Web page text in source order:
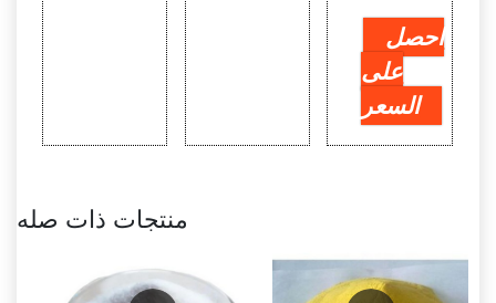
احصل
على
السعر
منتجات ذات صله